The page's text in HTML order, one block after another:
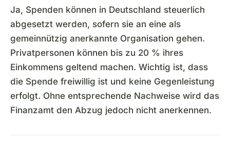
Ja, Spenden können in Deutschland steuerlich
abgesetzt werden, sofern sie an eine als
gemeinnützig anerkannte Organisation gehen.
Privatpersonen können bis zu 20 % ihres
Einkommens geltend machen. Wichtig ist, dass
die Spende freiwillig ist und keine Gegenleistung
erfolgt. Ohne entsprechende Nachweise wird das
Finanzamt den Abzug jedoch nicht anerkennen.